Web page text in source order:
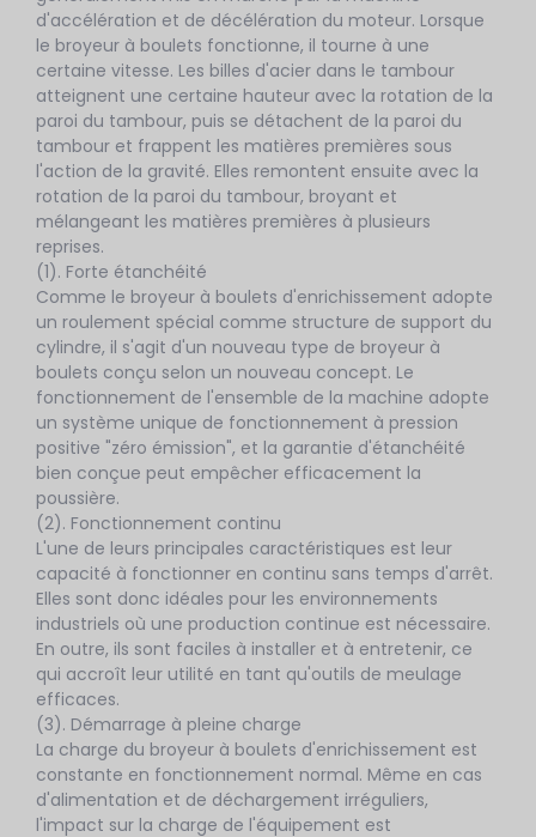
d'accélération et de décélération du moteur. Lorsque
le broyeur à boulets fonctionne, il tourne à une
certaine vitesse. Les billes d'acier dans le tambour
atteignent une certaine hauteur avec la rotation de la
paroi du tambour, puis se détachent de la paroi du
tambour et frappent les matières premières sous
l'action de la gravité. Elles remontent ensuite avec la
rotation de la paroi du tambour, broyant et
mélangeant les matières premières à plusieurs
reprises.
(1). Forte étanchéité
Comme le broyeur à boulets d'enrichissement adopte
un roulement spécial comme structure de support du
cylindre, il s'agit d'un nouveau type de broyeur à
boulets conçu selon un nouveau concept. Le
fonctionnement de l'ensemble de la machine adopte
un système unique de fonctionnement à pression
positive "zéro émission", et la garantie d'étanchéité
bien conçue peut empêcher efficacement la
poussière.
(2). Fonctionnement continu
L'une de leurs principales caractéristiques est leur
capacité à fonctionner en continu sans temps d'arrêt.
Elles sont donc idéales pour les environnements
industriels où une production continue est nécessaire.
En outre, ils sont faciles à installer et à entretenir, ce
qui accroît leur utilité en tant qu'outils de meulage
efficaces.
(3). Démarrage à pleine charge
La charge du broyeur à boulets d'enrichissement est
constante en fonctionnement normal. Même en cas
d'alimentation et de déchargement irréguliers,
l'impact sur la charge de l'équipement est